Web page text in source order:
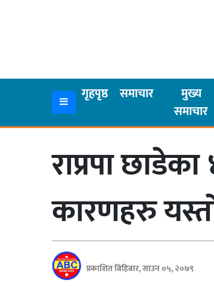
गृहपृष्ठ समाचार
मुख्य
समाचार
समाचार
राप्रपा
कारणहरु
प्रकाशित बिहिबार, साउन ०५, २०७९